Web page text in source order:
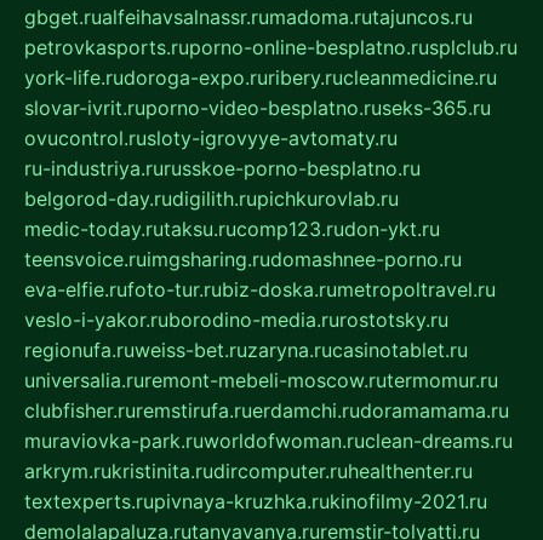
gbget.rualfeihavsalnassr.rumadoma.rutajuncos.ru
petrovkasports.ruporno-online-besplatno.rusplclub.ru
york-life.rudoroga-expo.ruribery.rucleanmedicine.ru
slovar-ivrit.ruporno-video-besplatno.ruseks-365.ru
ovucontrol.rusloty-igrovyye-avtomaty.ru
ru-industriya.rurusskoe-porno-besplatno.ru
belgorod-day.rudigilith.rupichkurovlab.ru
medic-today.rutaksu.rucomp123.rudon-ykt.ru
teensvoice.ruimgsharing.rudomashnee-porno.ru
eva-elfie.rufoto-tur.rubiz-doska.rumetropoltravel.ru
veslo-i-yakor.ruborodino-media.rurostotsky.ru
regionufa.ruweiss-bet.ruzaryna.rucasinotablet.ru
universalia.ruremont-mebeli-moscow.rutermomur.ru
clubfisher.ruremstirufa.ruerdamchi.rudoramamama.ru
muraviovka-park.ruworldofwoman.ruclean-dreams.ru
arkrym.rukristinita.rudircomputer.ruhealthenter.ru
textexperts.rupivnaya-kruzhka.rukinofilmy-2021.ru
demolalapaluza.rutanyavanya.ruremstir-tolyatti.ru